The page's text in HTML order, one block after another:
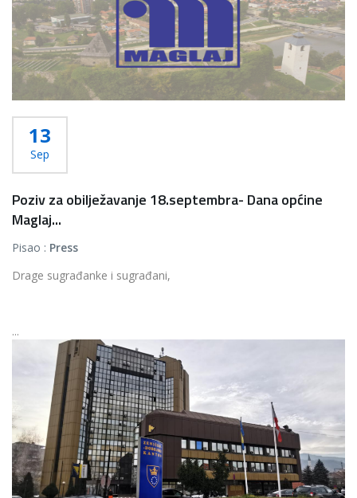
13
Sep
Poziv za obilježavanje 18.septembra- Dana općine
Maglaj...
Pisao : Press
Drage sugrađanke i sugrađani,
...